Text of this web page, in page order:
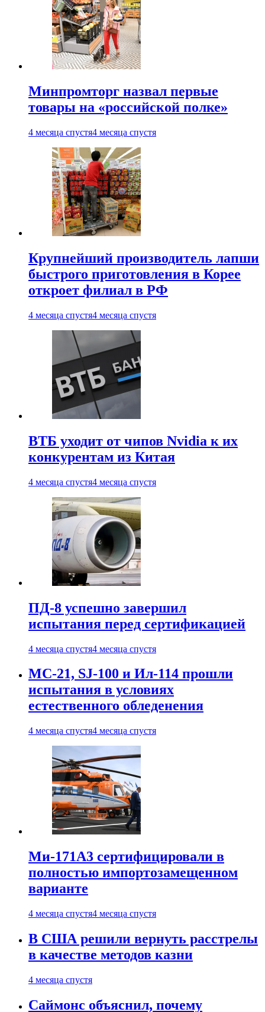
Минпромторг назвал первые
товары на «российской полке»
4 месяца спустя4 месяца спустя
Крупнейший производитель лапши
быстрого приготовления в Корее
откроет филиал в РФ
4 месяца спустя4 месяца спустя
ВТБ уходит от чипов Nvidia к их
конкурентам из Китая
4 месяца спустя4 месяца спустя
ПД-8 успешно завершил
испытания перед сертификацией
4 месяца спустя4 месяца спустя
МС-21, SJ-100 и Ил-114 прошли
испытания в условиях
естественного обледенения
4 месяца спустя4 месяца спустя
Ми-171А3 сертифицировали в
полностью импортозамещенном
варианте
4 месяца спустя4 месяца спустя
В США решили вернуть расстрелы
в качестве методов казни
4 месяца спустя
Саймонс объяснил, почему